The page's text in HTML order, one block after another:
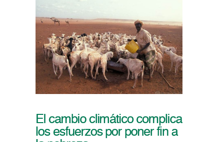
El cambio climático complica
los esfuerzos por poner fin a